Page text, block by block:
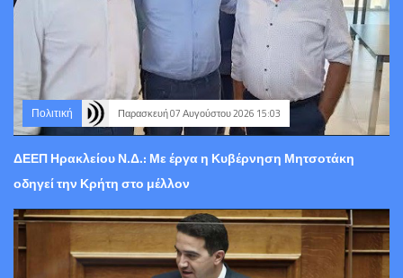
Πολιτική Παρασκευή 07 Αυγούστου 2026 15:03
ΔΕΕΠ Ηρακλείου Ν.Δ.: Με έργα η Κυβέρνηση Μητσοτάκη
οδηγεί την Κρήτη στο μέλλον